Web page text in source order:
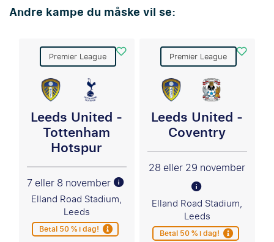
Andre kampe du måske vil se:
Premier League
Leeds United -
Tottenham
Hotspur
7 eller 8 november
Elland Road Stadium,
Leeds
Betal 50 % i dag!
Premier League
Leeds United -
Coventry
28 eller 29 november
Elland Road Stadium,
Leeds
Betal 50 % i dag!